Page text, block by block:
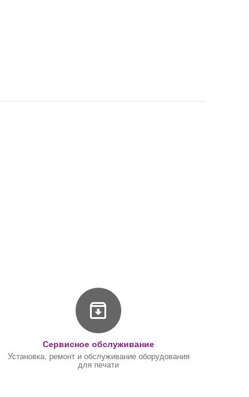
Сервисное обслуживание
Установка, ремонт и обслуживание оборудования
для печати